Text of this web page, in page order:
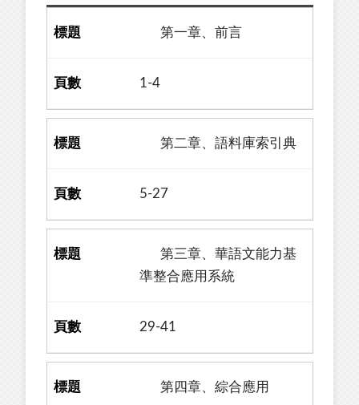
第一章、前言
1-4
第二章、語料庫索引典
5-27
第三章、華語文能力基
準整合應用系統
29-41
第四章、綜合應用